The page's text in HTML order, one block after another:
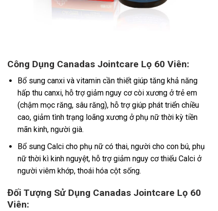
Công Dụng Canadas Jointcare Lọ 60 Viên:
Bổ sung canxi và vitamin cần thiết giúp tăng khả năng
hấp thu canxi, hỗ trợ giảm nguy cơ còi xương ở trẻ em
(chậm mọc răng, sâu răng), hỗ trợ giúp phát triển chiều
cao, giảm tình trạng loãng xương ở phụ nữ thời kỳ tiền
mãn kinh, người già.
Bổ sung Calci cho phụ nữ có thai, người cho con bú, phụ
nữ thời kì kinh nguyệt, hỗ trợ giảm nguy cơ thiếu Calci ở
người viêm khớp, thoái hóa cột sống.
Đối Tượng Sử Dụng Canadas Jointcare Lọ 60
Viên: